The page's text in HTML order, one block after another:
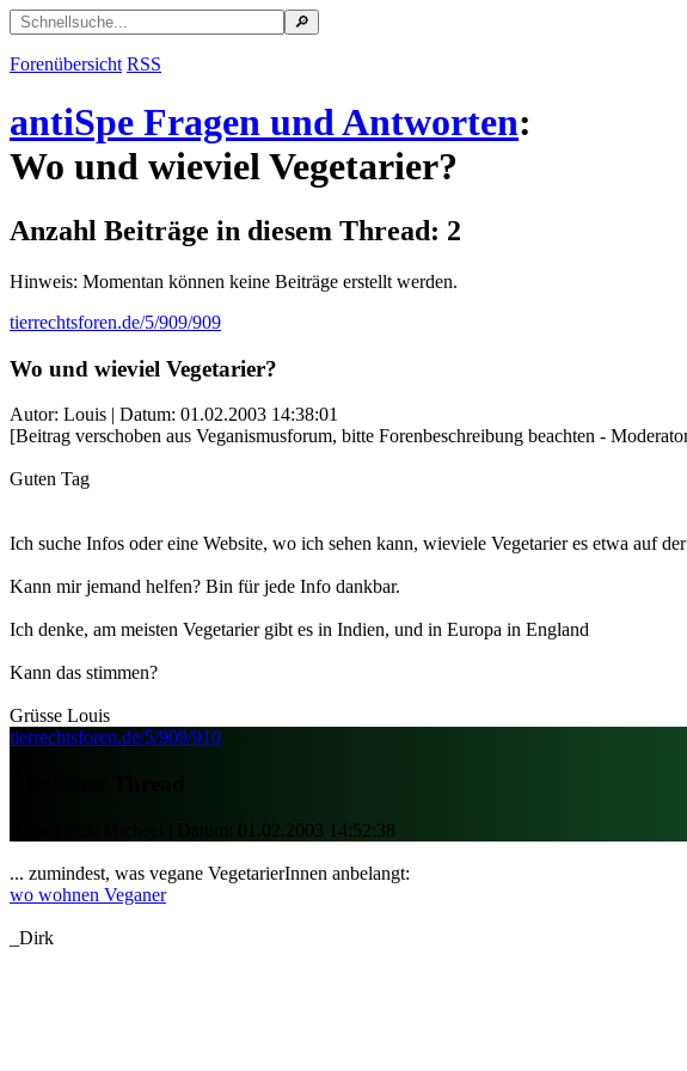
Forenübersicht RSS
antiSpe Fragen und Antworten:
Wo und wieviel Vegetarier?
Anzahl Beiträge in diesem Thread: 2
Hinweis: Momentan können keine Beiträge erstellt werden.
tierrechtsforen.de/5/909/909
Wo und wieviel Vegetarier?
Autor: Louis | Datum: 01.02.2003 14:38:01
[Beitrag verschoben aus Veganismusforum, bitte Forenbeschreibung beachten -
Guten Tag
Ich suche Infos oder eine Website, wo ich sehen kann, wieviele Vegetarier es etwa auf
Kann mir jemand helfen? Bin für jede Info dankbar.
Ich denke, am meisten Vegetarier gibt es in Indien, und in Europa in England
Kann das stimmen?
Grüsse Louis
tierrechtsforen.de/5/909/910
01.02.2003 14:52:38
... zumindest, was vegane VegetarierInnen anbelangt:
wo wohnen Veganer
_Dirk